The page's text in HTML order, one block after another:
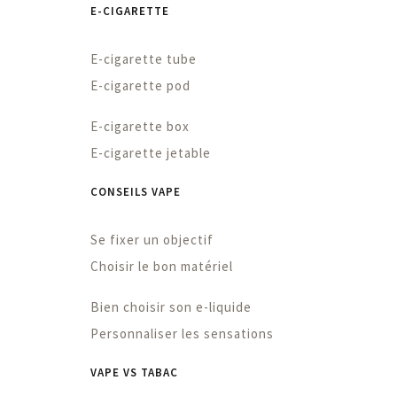
E-CIGARETTE
E-cigarette tube
E-cigarette pod
E-cigarette box
E-cigarette jetable
CONSEILS VAPE
Se fixer un objectif
Choisir le bon matériel
Bien choisir son e-liquide
Personnaliser les sensations
VAPE VS TABAC